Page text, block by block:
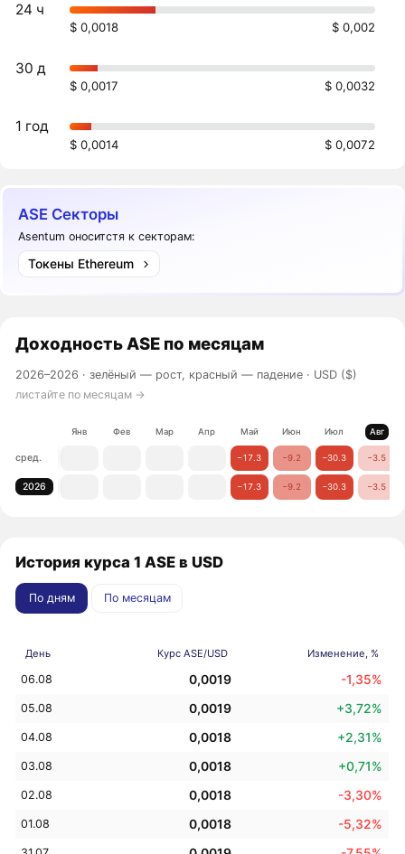
24 ч
$ 0,0018 $ 0,002
30 д
$ 0,0017 $ 0,0032
1 год
$ 0,0014 $ 0,0072
ASE Секторы
Asentum оноситстя к секторам:
Токены Ethereum
Доходность ASE по месяцам
2026–2026 ·зелёный — рост, красный — падение · USD ($)
листайте по месяцам →
Янв Фев Мар Апр Май Июн Июл Авг
сред. −17.3 −9.2 −30.3 −3.5
2026 −17.3 −9.2 −30.3 −3.5
История курса 1 ASE в USD
По дням По месяцам
День Курс ASE/USD Изменение, %
06.08 0,0019 -1,35%
05.08 0,0019 +3,72%
04.08 0,0018 +2,31%
03.08 0,0018 +0,71%
02.08 0,0018 -3,30%
01.08 0,0018 -5,32%